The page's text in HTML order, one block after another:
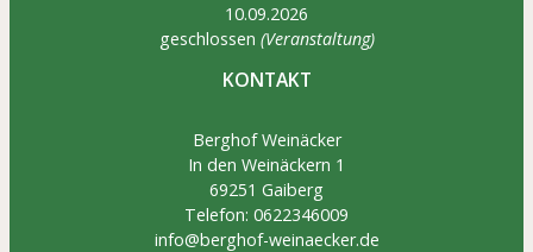
10.09.2026
geschlossen (Veranstaltung)
KONTAKT
Berghof Weinäcker
In den Weinäckern 1
69251 Gaiberg
Telefon: 0622346009
info@berghof-weinaecker.de